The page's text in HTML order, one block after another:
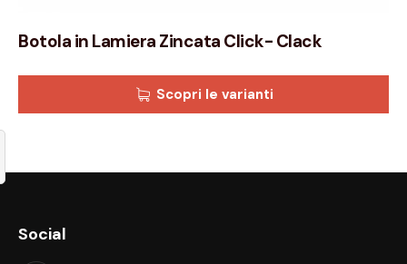
Botola in Lamiera Zincata Click- Clack
Scopri le varianti
Social